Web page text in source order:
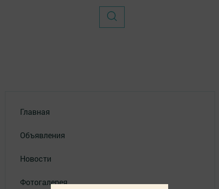
Главная
Объявления
Новости
Фотогалерея